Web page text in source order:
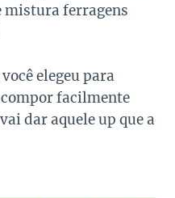
mistura ferragens
elegeu para
facilmente
dar aquele up que a